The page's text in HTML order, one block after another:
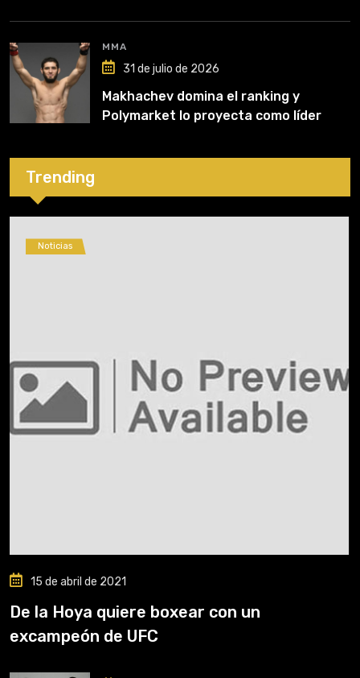
MMA
31 de julio de 2026
Makhachev domina el ranking y
Polymarket lo proyecta como líder
Trending
Noticias
15 de abril de 2021
De la Hoya quiere boxear con un
excampeón de UFC